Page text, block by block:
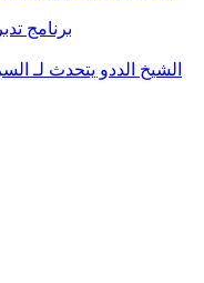
برنامج
الشيخ الددو يتحدث لـ